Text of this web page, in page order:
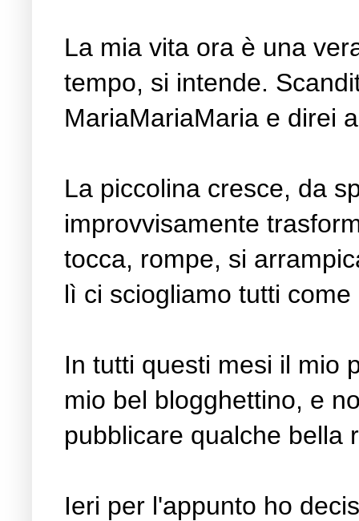
La mia vita ora è una
tempo, si intende.
MariaMariaMaria e direi
La piccolina cresce, da
improvvisamente
tocca, rompe, si
lì ci sciogliamo tutti
In tutti questi mesi il mio
mio bel blogghettino, e
pubblicare qualche bella
Ieri per l'appunto ho